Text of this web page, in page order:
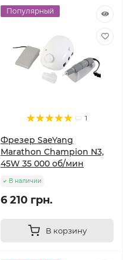
Популярный
1
Фрезер SaeYang
Marathon Champion N3,
45W 35 000 об/мин
В наличии
6 210 грн.
В корзину